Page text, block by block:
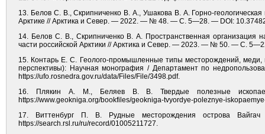
13. Белов С. В., Скрипниченко В. А., Ушакова В. А. Горно-
Арктике // Арктика и Север. — 2022. — № 48. — C. 5—28. — DOI:
14. Белов С. В., Скрипниченко В. А. Пространственная организация
части российской Арктики // Арктика и Север. — 2023. — № 50. — С.
15. Контарь Е. С. Геолого-промышленные типы месторождений, меди,
перспективы): Научная монография / Департамент по
https://ufo.rosnedra.gov.ru/data/Files/File/3498.pdf.
16. Плякин А. М., Беляев В. В. Твердые полезные
https://www.geokniga.org/bookfiles/geokniga-tvyordye-poleznye-
17. Виттенбург П. В. Рудные месторождения острова
https://search.rsl.ru/ru/record/01005211727.